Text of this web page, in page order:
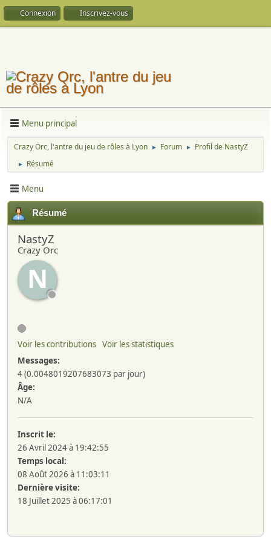
Connexion Inscrivez-vous
Menu principal
Crazy Orc, l'antre du jeu de rôles à Lyon ► Forum ► Profil de NastyZ
► Résumé
Menu
Résumé
NastyZ
Crazy Orc
N
Voir les contributions Voir les statistiques
Messages:
4 (0.0048019207683073 par jour)
Âge:
N/A
Inscrit le:
26 Avril 2024 à 19:42:55
Temps local:
08 Août 2026 à 11:03:11
Dernière visite:
18 Juillet 2025 à 06:17:01